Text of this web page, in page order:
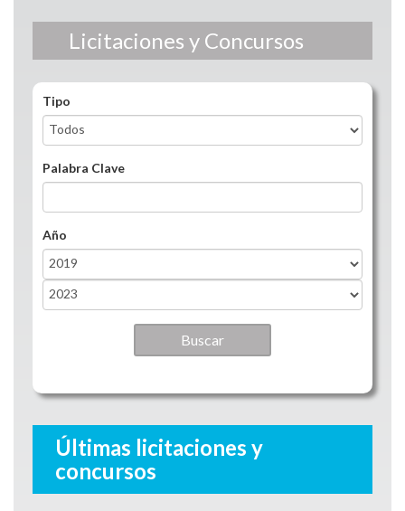
Licitaciones y Concursos
Tipo
Palabra Clave
Año
Año
Year
Año
Year
Últimas licitaciones y
concursos